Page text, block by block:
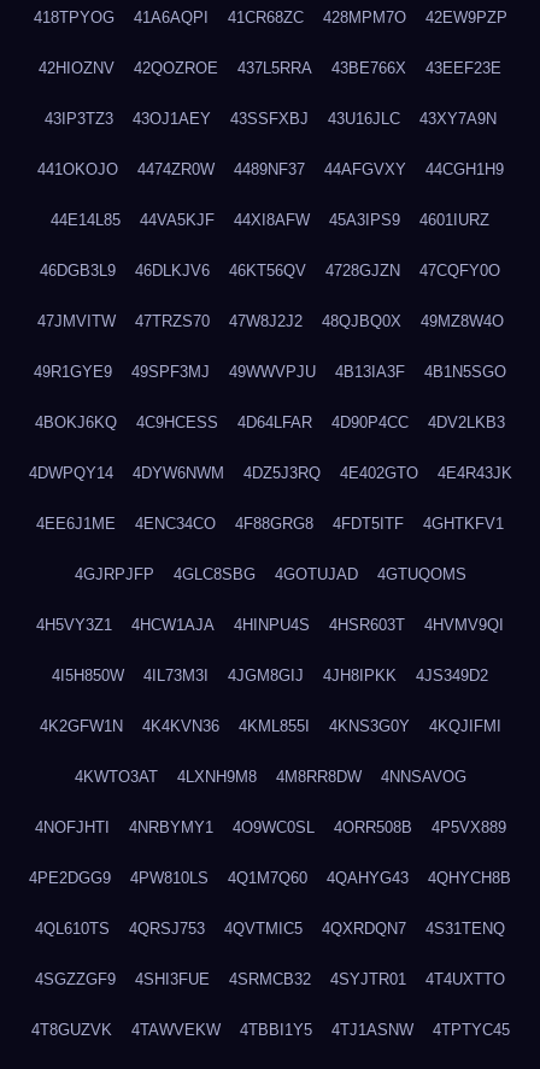
418TPYOG 41A6AQPI 41CR68ZC 428MPM7O 42EW9PZP
42HIOZNV 42QOZROE 437L5RRA 43BE766X 43EEF23E
43IP3TZ3 43OJ1AEY 43SSFXBJ 43U16JLC 43XY7A9N
441OKOJO 4474ZR0W 4489NF37 44AFGVXY 44CGH1H9
44E14L85 44VA5KJF 44XI8AFW 45A3IPS9 4601IURZ
46DGB3L9 46DLKJV6 46KT56QV 4728GJZN 47CQFY0O
47JMVITW 47TRZS70 47W8J2J2 48QJBQ0X 49MZ8W4O
49R1GYE9 49SPF3MJ 49WWVPJU 4B13IA3F 4B1N5SGO
4BOKJ6KQ 4C9HCESS 4D64LFAR 4D90P4CC 4DV2LKB3
4DWPQY14 4DYW6NWM 4DZ5J3RQ 4E402GTO 4E4R43JK
4EE6J1ME 4ENC34CO 4F88GRG8 4FDT5ITF 4GHTKFV1
4GJRPJFP 4GLC8SBG 4GOTUJAD 4GTUQOMS
4H5VY3Z1 4HCW1AJA 4HINPU4S 4HSR603T 4HVMV9QI
4I5H850W 4IL73M3I 4JGM8GIJ 4JH8IPKK 4JS349D2
4K2GFW1N 4K4KVN36 4KML855I 4KNS3G0Y 4KQJIFMI
4KWTO3AT 4LXNH9M8 4M8RR8DW 4NNSAVOG
4NOFJHTI 4NRBYMY1 4O9WC0SL 4ORR508B 4P5VX889
4PE2DGG9 4PW810LS 4Q1M7Q60 4QAHYG43 4QHYCH8B
4QL610TS 4QRSJ753 4QVTMIC5 4QXRDQN7 4S31TENQ
4SGZZGF9 4SHI3FUE 4SRMCB32 4SYJTR01 4T4UXTTO
4T8GUZVK 4TAWVEKW 4TBBI1Y5 4TJ1ASNW 4TPTYC45